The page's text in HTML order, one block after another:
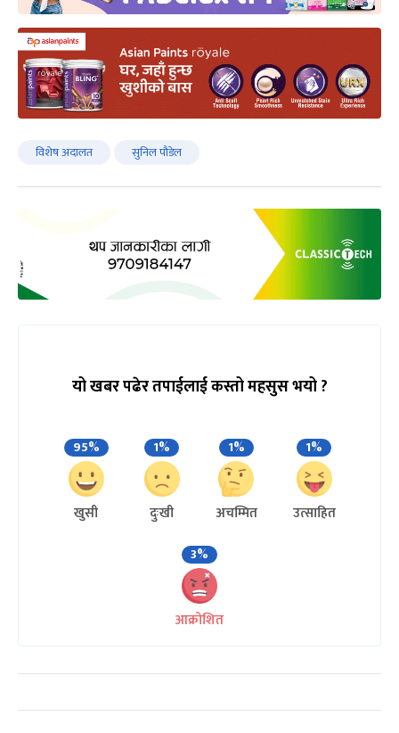
विशेष अदालत सुनिल पौडेल
यो खबर पढेर तपाईलाई कस्तो महसुस भयो ?
95%
खुसी
1%
दुःखी
1%
अचम्मित
1%
उत्साहित
3%
आक्रोशित